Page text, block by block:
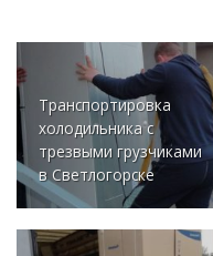
Транспортировка
холодильника с
трезвыми грузчиками
в Светлогорске